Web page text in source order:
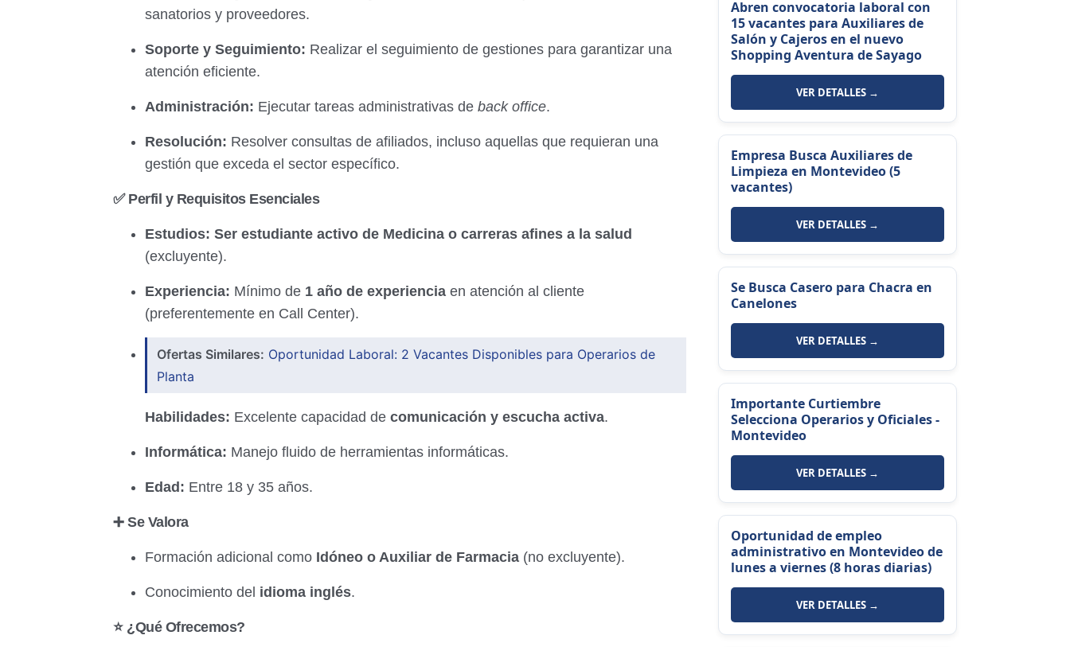
sanatorios y proveedores.
Soporte y Seguimiento: Realizar el seguimiento de gestiones para garantizar una
atención eficiente.
Administración: Ejecutar tareas administrativas de back office.
Resolución: Resolver consultas de afiliados, incluso aquellas que requieran una
gestión que exceda el sector específico.
✅ Perfil y Requisitos Esenciales
Estudios: Ser estudiante activo de Medicina o carreras afines a la salud
(excluyente).
Experiencia: Mínimo de 1 año de experiencia en atención al cliente
(preferentemente en Call Center).
Ofertas Similares: Oportunidad Laboral: 2 Vacantes Disponibles para Operarios de
Planta
Habilidades: Excelente capacidad de comunicación y escucha activa.
Informática: Manejo fluido de herramientas informáticas.
Edad: Entre 18 y 35 años.
➕ Se Valora
Formación adicional como Idóneo o Auxiliar de Farmacia (no excluyente).
Conocimiento del idioma inglés.
⭐ ¿Qué Ofrecemos?
Abren convocatoria laboral con
15 vacantes para Auxiliares de
Salón y Cajeros en el nuevo
Shopping Aventura de Sayago
VER DETALLES →
Empresa Busca Auxiliares de
Limpieza en Montevideo (5
vacantes)
VER DETALLES →
Se Busca Casero para Chacra en
Canelones
VER DETALLES →
Importante Curtiembre
Selecciona Operarios y Oficiales -
Montevideo
VER DETALLES →
Oportunidad de empleo
administrativo en Montevideo de
lunes a viernes (8 horas diarias)
VER DETALLES →